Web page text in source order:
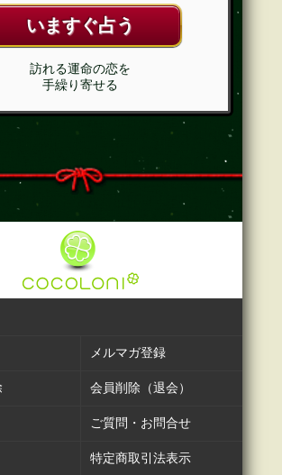
いますぐ占う
訪れる運命の恋を
手繰り寄せる
メルマガ登録
会員削除（退会）
ご質問・お問合せ
特定商取引法表示